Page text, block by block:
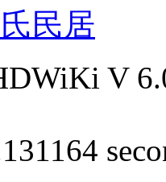
民居
V